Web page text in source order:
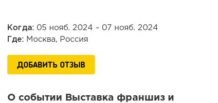
Когда: 05 нояб. 2024 – 07 нояб. 2024
Где: Москва, Россия
ДОБАВИТЬ ОТЗЫВ
О событии Выставка франшиз и